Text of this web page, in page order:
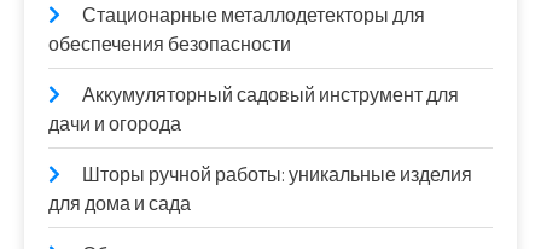
Стационарные металлодетекторы для
обеспечения безопасности
Аккумуляторный садовый инструмент для
дачи и огорода
Шторы ручной работы: уникальные изделия
для дома и сада